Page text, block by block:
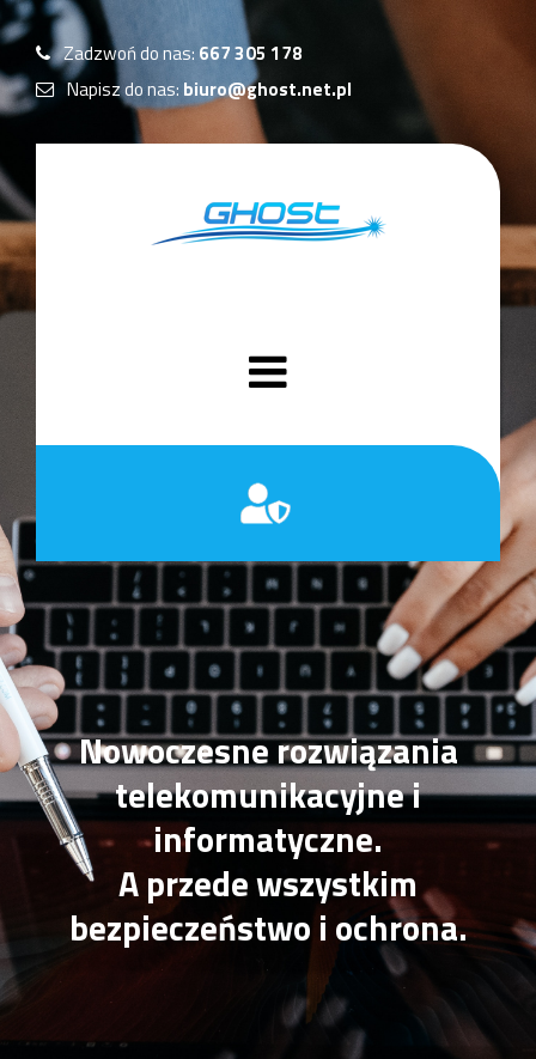
Zadzwoń do nas: 667 305 178
Napisz do nas: biuro@ghost.net.pl
Nowoczesne rozwiązania
telekomunikacyjne i
informatyczne.
A przede wszystkim
bezpieczeństwo i ochrona.